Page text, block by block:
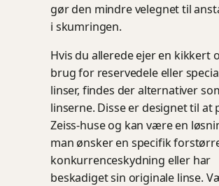
gør den mindre velegnet til
i skumringen.
Hvis du allerede ejer en kikkert
brug for reservedele eller
linser, findes der alternativer
linserne. Disse er designet til at
Zeiss-huse og kan være en
man ønsker en specifik
konkurrenceskydning eller har
beskadiget sin originale linse.